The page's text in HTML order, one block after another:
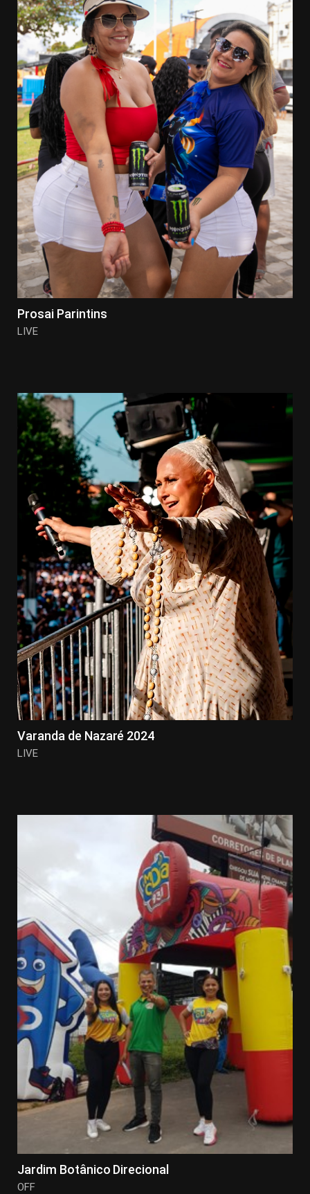
Prosai Parintins
LIVE
Varanda de Nazaré 2024
LIVE
Jardim Botânico Direcional
OFF